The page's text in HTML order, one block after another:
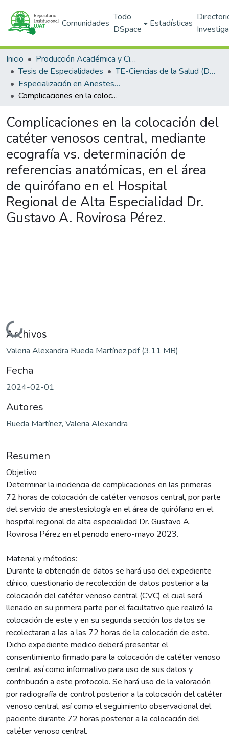
Comunidades
Todo
DSpace
Estadísticas
Inicio
Producción Académica y Científica
Tesis de Especialidades
TE-Ciencias de la Salud (DACS)
Especialización en Anestesiología (PNPC)
Complicaciones en la colocación del catéter venosos central, mediante ecografía vs. determinación de referencias anatómicas, en el área de quirófano en el Hospital Regional de Alta Especialidad Dr. Gustavo A. Rovirosa Pérez.
Complicaciones en la colocación del
catéter venosos central, mediante
ecografía vs. determinación de
referencias anatómicas, en el área
de quirófano en el Hospital
Regional de Alta Especialidad Dr.
Gustavo A. Rovirosa Pérez.
Cargando...
Archivos
Valeria Alexandra Rueda Martínez.pdf(3.11 MB)
Fecha
2024-02-01
Autores
Rueda Martínez, Valeria Alexandra
Resumen
Objetivo
Determinar la incidencia de complicaciones en las primeras
72 horas de colocación de catéter venosos central, por parte
del servicio de anestesiología en el área de quirófano en el
hospital regional de alta especialidad Dr. Gustavo A.
Rovirosa Pérez en el periodo enero-mayo 2023.
Material y métodos:
Durante la obtención de datos se hará uso del expediente
clínico, cuestionario de recolección de datos posterior a la
colocación del catéter venoso central (CVC) el cual será
llenado en su primera parte por el facultativo que realizó la
colocación de este y en su segunda sección los datos se
recolectaran a las a las 72 horas de la colocación de este.
Dicho expediente medico deberá presentar el
consentimiento firmado para la colocación de catéter venoso
central, así como informativo para uso de sus datos y
contribución a este protocolo. Se hará uso de la valoración
por radiografía de control posterior a la colocación del catéter
venoso central, así como el seguimiento observacional del
paciente durante 72 horas posterior a la colocación del
catéter venoso central.